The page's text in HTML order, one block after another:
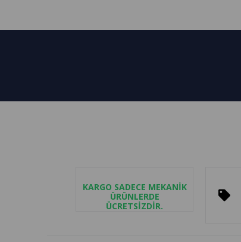
KARGO SADECE MEKANİK
ÜRÜNLERDE
ÜCRETSİZDİR.